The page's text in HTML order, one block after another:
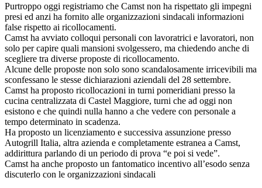
Purtroppo oggi registriamo che Camst non ha rispettato gli impegni
presi ed anzi ha fornito alle organizzazioni sindacali informazioni
false rispetto ai ricollocamenti.
Camst ha avviato colloqui personali con lavoratrici e lavoratori, non
solo per capire quali mansioni svolgessero, ma chiedendo anche di
scegliere tra diverse proposte di ricollocamento.
Alcune delle proposte non solo sono scandalosamente irricevibili ma
sconfessano le stesse dichiarazioni aziendali del 28 settembre.
Camst ha proposto ricollocazioni in turni pomeridiani presso la
cucina centralizzata di Castel Maggiore, turni che ad oggi non
esistono e che quindi nulla hanno a che vedere con personale a
tempo determinato in scadenza.
Ha proposto un licenziamento e successiva assunzione presso
Autogrill Italia, altra azienda e completamente estranea a Camst,
addirittura parlando di un periodo di prova “e poi si vede”.
Camst ha anche proposto un fantomatico incentivo all’esodo senza
discuterlo con le organizzazioni sindacali